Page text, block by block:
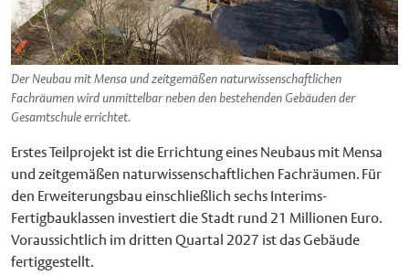
Der Neubau mit Mensa und zeitgemäßen naturwissenschaftlichen
Fachräumen wird unmittelbar neben den bestehenden Gebäuden der
Gesamtschule errichtet.
Erstes Teilprojekt ist die Errichtung eines Neubaus mit Mensa
und zeitgemäßen naturwissenschaftlichen Fachräumen. Für
den Erweiterungsbau einschließlich sechs Interims-
Fertigbauklassen investiert die Stadt rund 21 Millionen Euro.
Voraussichtlich im dritten Quartal 2027 ist das Gebäude
fertiggestellt.